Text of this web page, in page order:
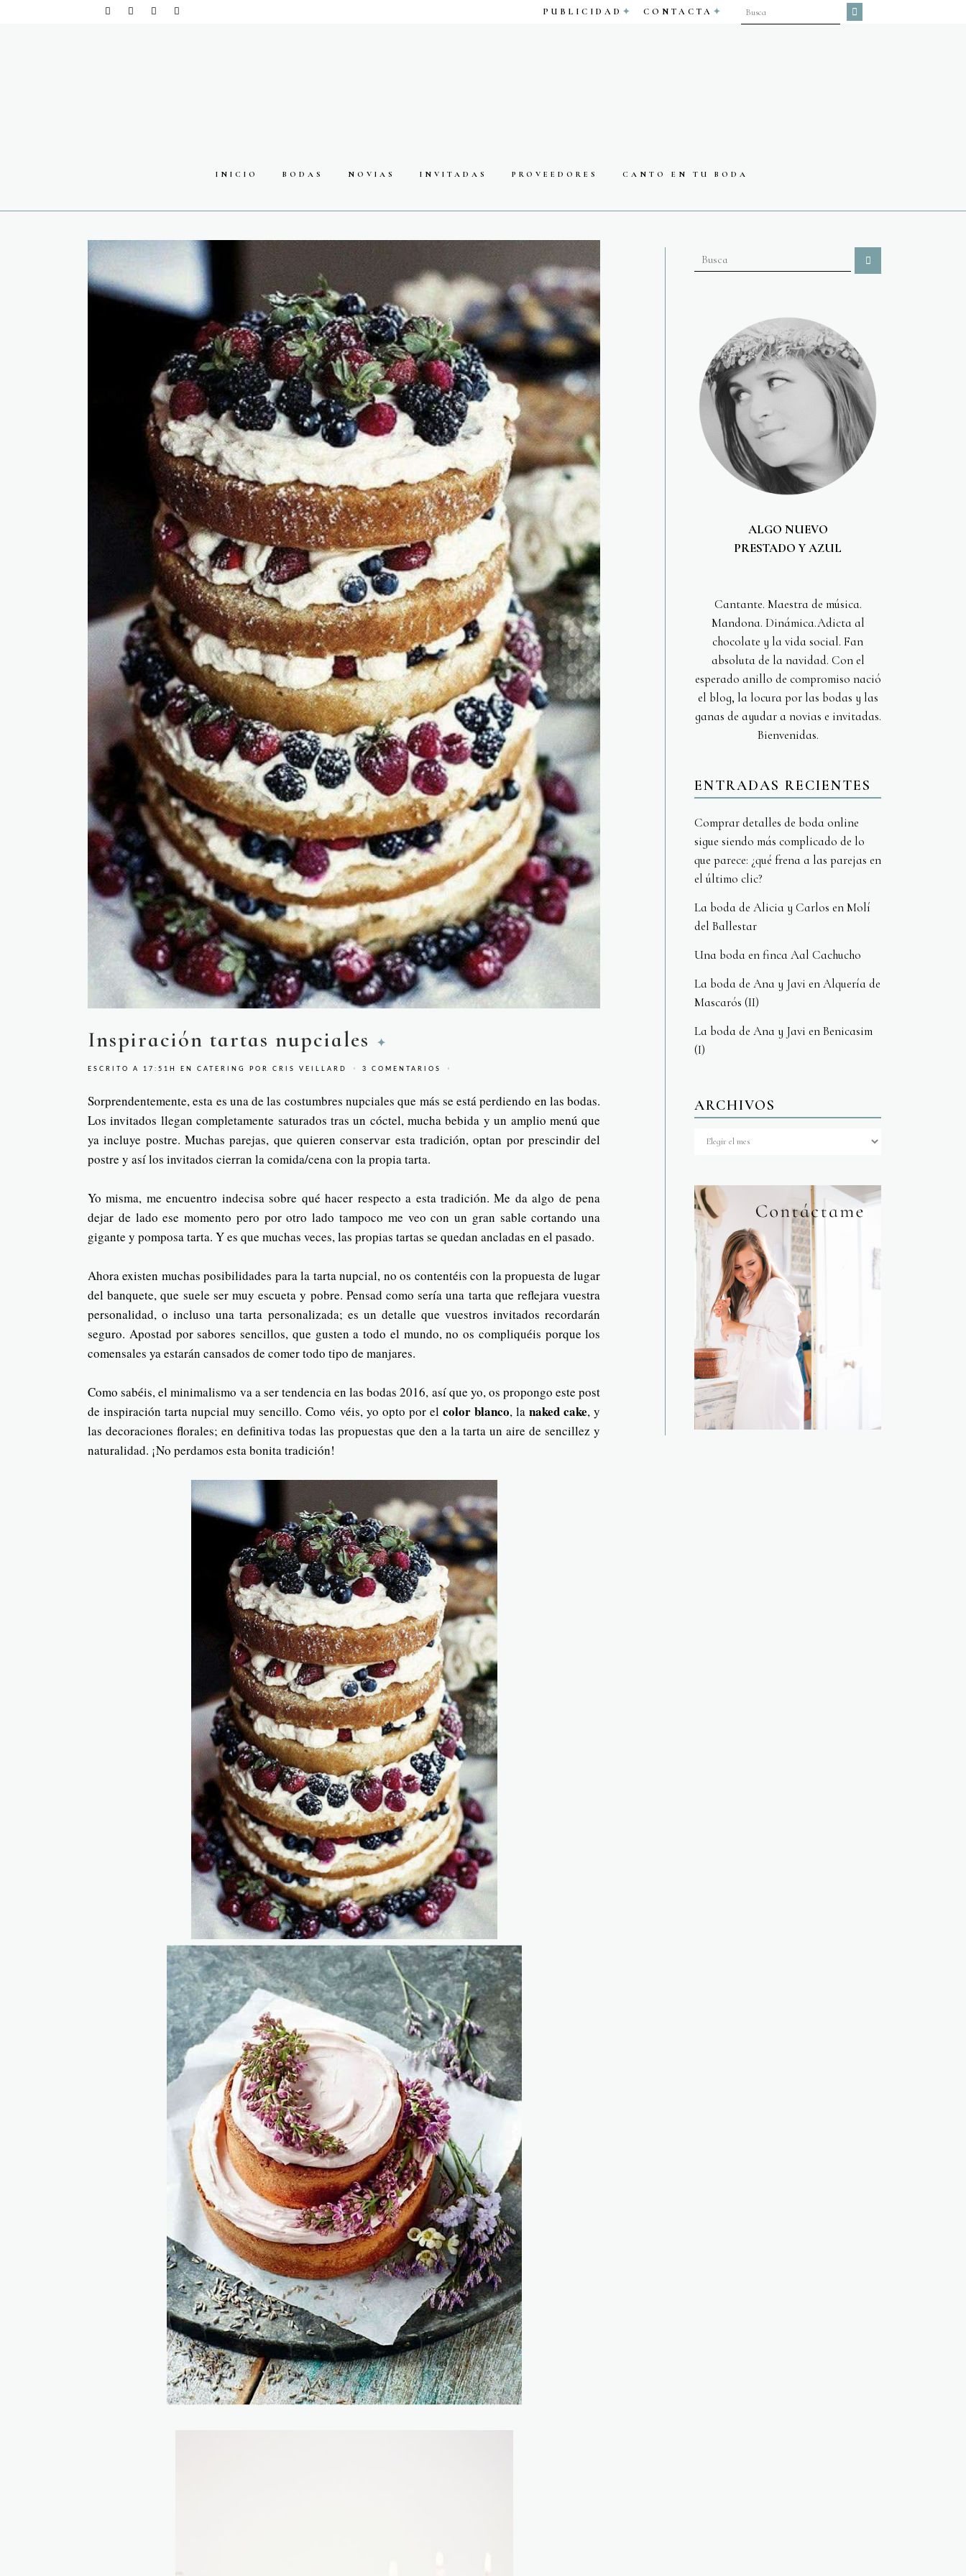
PUBLICIDAD CONTACTA
INICIO BODAS NOVIAS INVITADAS PROVEEDORES CANTO EN TU BODA
Inspiración tartas nupciales
ESCRITO A 17:51H EN CATERING POR CRIS VEILLARD 3 COMENTARIOS
Sorprendentemente, esta es una de las costumbres nupciales que más se está perdiendo en las bodas.
Los invitados llegan completamente saturados tras un cóctel, mucha bebida y un amplio menú que
ya incluye postre. Muchas parejas, que quieren conservar esta tradición, optan por prescindir del
postre y así los invitados cierran la comida/cena con la propia tarta.
Yo misma, me encuentro indecisa sobre qué hacer respecto a esta tradición. Me da algo de pena
dejar de lado ese momento pero por otro lado tampoco me veo con un gran sable cortando una
gigante y pomposa tarta. Y es que muchas veces, las propias tartas se quedan ancladas en el pasado.
Ahora existen muchas posibilidades para la tarta nupcial, no os contentéis con la propuesta de lugar
del banquete, que suele ser muy escueta y pobre. Pensad como sería una tarta que reflejara vuestra
personalidad, o incluso una tarta personalizada; es un detalle que vuestros invitados recordarán
seguro. Apostad por sabores sencillos, que gusten a todo el mundo, no os compliquéis porque los
comensales ya estarán cansados de comer todo tipo de manjares.
Como sabéis, el minimalismo va a ser tendencia en las bodas 2016, así que yo, os propongo este post
de inspiración tarta nupcial muy sencillo. Como véis, yo opto por el color blanco, la naked cake, y
las decoraciones florales; en definitiva todas las propuestas que den a la tarta un aire de sencillez y
naturalidad. ¡No perdamos esta bonita tradición!
ALGO NUEVO
PRESTADO Y AZUL
Cantante. Maestra de música.
Mandona. Dinámica.Adicta al
chocolate y la vida social. Fan
absoluta de la navidad. Con el
esperado anillo de compromiso nació
el blog, la locura por las bodas y las
ganas de ayudar a novias e invitadas.
Bienvenidas.
ENTRADAS RECIENTES
Comprar detalles de boda online
sigue siendo más complicado de lo
que parece: ¿qué frena a las parejas en
el último clic?
La boda de Alicia y Carlos en Molí
del Ballestar
Una boda en finca Aal Cachucho
La boda de Ana y Javi en Alquería de
Mascarós (II)
La boda de Ana y Javi en Benicasim
(I)
ARCHIVOS
Archivos